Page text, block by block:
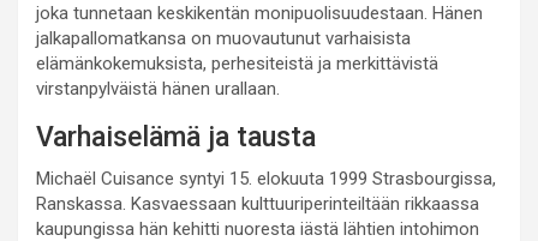
joka tunnetaan keskikentän monipuolisuudestaan. Hänen
jalkapallomatkansa on muovautunut varhaisista
elämänkokemuksista, perhesiteistä ja merkittävistä
virstanpylväistä hänen urallaan.
Varhaiselämä ja tausta
Michaël Cuisance syntyi 15. elokuuta 1999 Strasbourgissa,
Ranskassa. Kasvaessaan kulttuuriperinteiltään rikkaassa
kaupungissa hän kehitti nuoresta iästä lähtien intohimon